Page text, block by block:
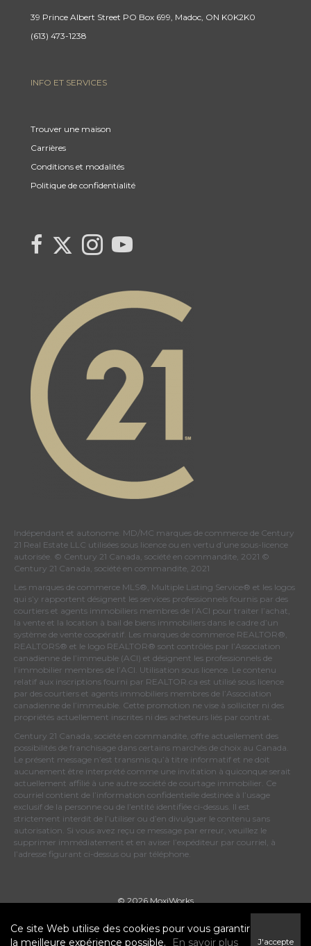
39 Prince Albert Street PO Box 699, Madoc, ON K0K2K0
(613) 473-1238
INFO ET SERVICES
Trouver une maison
Carrières
Conditions et modalités
Politique de confidentialité
link
Link
Twitter
page
Link
to
Instagram
page
link
to
YouTube
page
Indépendant et autonome. MD/MC marques de commerce de Century
21 Real Estate LLC utilisées sous licence ou en vertu d’une sous-licence
autorisée. © Century 21 Canada, société en commandite, 2021 ©
Century 21 Canada, société en commandite, 2021
Les marques de commerce MLS®, Multiple Listing Service® et les logos
qui s’y rapportent désignent les services professionnels fournis par des
courtiers et agents immobiliers membres de l’ACI pour traiter l’achat,
la vente et la location à bail de biens immobiliers dans le cadre d’un
système de vente coopératif. Les marques de commerce REALTOR®,
REALTORS® et le logo REALTOR® sont contrôlés par l’Association
canadienne de l’immeuble (ACI) et désignent les professionnels de
l’immobilier membres de l’ACI. Utilisation sous licence. Le contenu
relatif aux inscriptions fourni par REALTOR.ca est utilisé sous licence
par des courtiers et agents immobiliers membres de l’Association
canadienne de l’immeuble . Cette promotion ne vise à solliciter ni des
propriétés actuellement inscrites ni des acheteurs liés par contrat.
Century 21 Canada, société en commandite, offre actuellement des
possibilités de franchisage dans certains marchés de choix au Canada.
Le présent message n’est transmis qu’à titre informatif et ne doit
aucunement être interprété comme une invitation à quiconque serait
actuellement affilié à une autre société de courtage immobilier. Ce
courriel contient de l’information confidentielle destinée à l’usage
exclusif de la personne ou de l’entité identifiée ci-dessus. Il est
strictement interdit de l’utiliser ou d’en divulguer le contenu sans
autorisation. Si vous avez reçu ce message par erreur, veuillez le
supprimer immédiatement et en aviser l’expéditeur par courriel, à
l’adresse figurant ci-dessus ou par téléphone.
© 2026 MoxiWorks
Ce site Web utilise des cookies pour vous garantir
la meilleure expérience possible.
En savoir plus J'accepte